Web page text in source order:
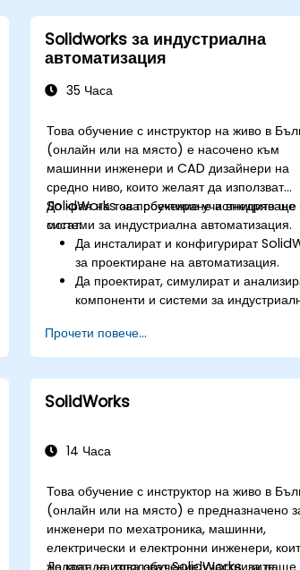
Solidworks за индустриална
автоматизация
35 Часа
Това обучение с инструктор на живо в
(онлайн или на място) е насочено към
машинни инженери и CAD дизайнери на
средно ниво, които желаят да използват
SolidWorks за проектиране и внедряване
системи за индустриална автоматизация.
До края на това обучение участниците ще
могат:
Да инсталират и конфигурират
за проектиране на автоматизация.
Да проектират, симулират и
компоненти и системи за
Да експортират проекти за реално
внедряване в индустриални среди.
Прочети повече...
SolidWorks
14 Часа
Това обучение с инструктор на живо в
(онлайн или на място) е предназначено
инженери по мехатроника, машинни,
електрически и електронни инженери,
желаят да използват SolidWorks, за да
До края на това обучение участниците ще